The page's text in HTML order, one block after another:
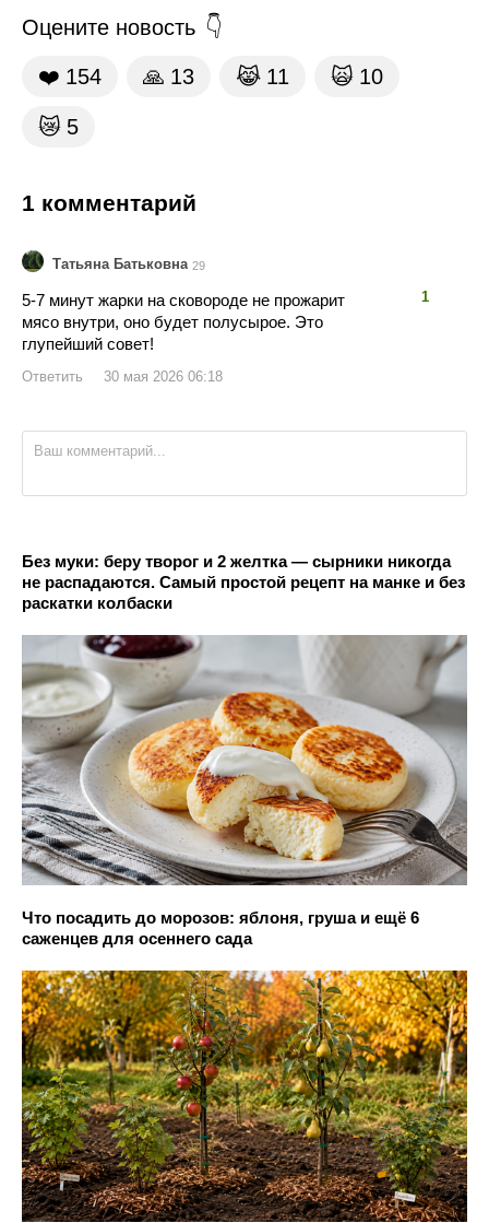
Оцените новость
❤️ 154 🙏 13 😹 11 🙀 10
😿 5
1 комментарий
Татьяна Батьковна 29
1
5-7 минут жарки на сковороде не прожарит
мясо внутри, оно будет полусырое. Это
глупейший совет!
Ответить 30 мая 2026 06:18
Без муки: беру творог и 2 желтка — сырники никогда
не распадаются. Самый простой рецепт на манке и без
раскатки колбаски
Что посадить до морозов: яблоня, груша и ещё 6
саженцев для осеннего сада